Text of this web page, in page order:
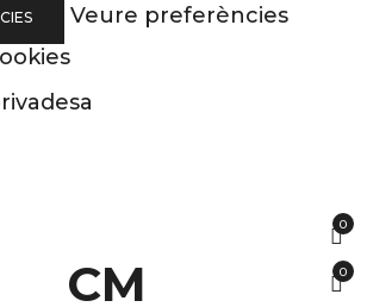
Veure preferències
0
0